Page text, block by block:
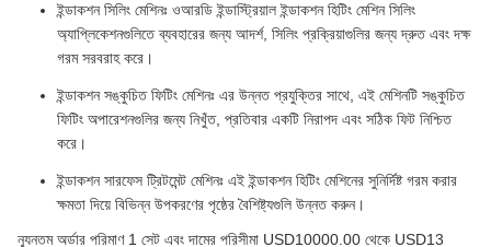
ইন্ডাকশন সিলিং মেশিনঃ ওআরডি ইন্ডাস্ট্রিয়াল ইন্ডাকশন হিটিং মেশিন সিলিং
অ্যাপ্লিকেশনগুলিতে ব্যবহারের জন্য আদর্শ, সিলিং প্রক্রিয়াগুলির জন্য দ্রুত এবং দক্ষ
গরম সরবরাহ করে।
ইন্ডাকশন সঙ্কুচিত ফিটিং মেশিনঃ এর উন্নত প্রযুক্তির সাথে, এই মেশিনটি সঙ্কুচিত
ফিটিং অপারেশনগুলির জন্য নিখুঁত, প্রতিবার একটি নিরাপদ এবং সঠিক ফিট নিশ্চিত
করে।
ইন্ডাকশন সারফেস ট্রিটমেন্ট মেশিনঃ এই ইন্ডাকশন হিটিং মেশিনের সুনির্দিষ্ট গরম করার
ক্ষমতা দিয়ে বিভিন্ন উপকরণের পৃষ্ঠের বৈশিষ্ট্যগুলি উন্নত করুন।
ন্যূনতম অর্ডার পরিমাণ 1 সেট এবং দামের পরিসীমা USD10000.00 থেকে USD13